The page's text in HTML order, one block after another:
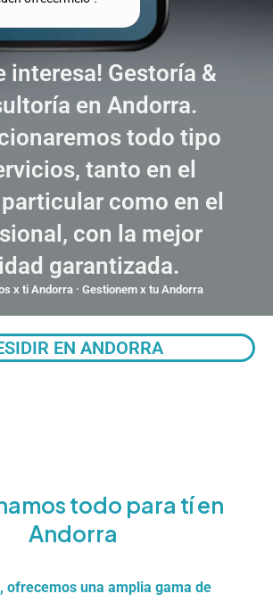
interesa! Gestoría &
en Andorra.
todo tipo
tanto en el
como en el
con la mejor
garantizada.
x ti Andorra · Gestionem x tu Andorra
EN ANDORRA
todo para tí en
Andorra
ofrecemos una amplia gama de